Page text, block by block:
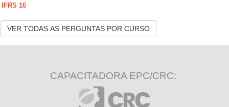
IFRS 16
VER TODAS AS PERGUNTAS POR CURSO
CAPACITADORA EPC/CRC: